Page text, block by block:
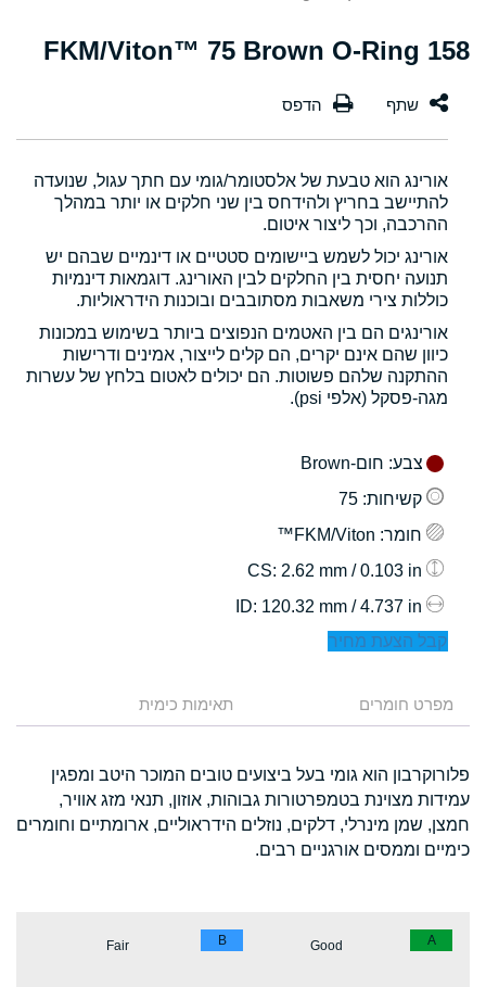
158 FKM/Viton™ 75 Brown O-Ring
אורינג הוא טבעת של אלסטומר/גומי עם חתך עגול, שנועדה
להתיישב בחריץ ולהידחס בין שני חלקים או יותר במהלך
ההרכבה, וכך ליצור איטום.
אורינג יכול לשמש ביישומים סטטיים או דינמיים שבהם יש
תנועה יחסית בין החלקים לבין האורינג. דוגמאות דינמיות
כוללות צירי משאבות מסתובבים ובוכנות הידראוליות.
אורינגים הם בין האטמים הנפוצים ביותר בשימוש במכונות
כיוון שהם אינם יקרים, הם קלים לייצור, אמינים ודרישות
ההתקנה שלהם פשוטות. הם יכולים לאטום בלחץ של עשרות
מגה-פסקל (אלפי psi).
צבע: חום-Brown
קשיחות: 75
חומר: FKM/Viton™
: 2.62 mm / 0.103 in
: 120.32 mm / 4.737 in
קבל הצעת מחיר
מפרט חומרים תאימות כימית
פלורוקרבון הוא גומי בעל ביצועים טובים המוכר היטב ומפגין
עמידות מצוינת בטמפרטורות גבוהות, אוזון, תנאי מזג אוויר,
חמצן, שמן מינרלי, דלקים, נוזלים הידראוליים, ארומתיים וחומרים
כימיים וממסים אורגניים רבים.
A
Good
B
Fair